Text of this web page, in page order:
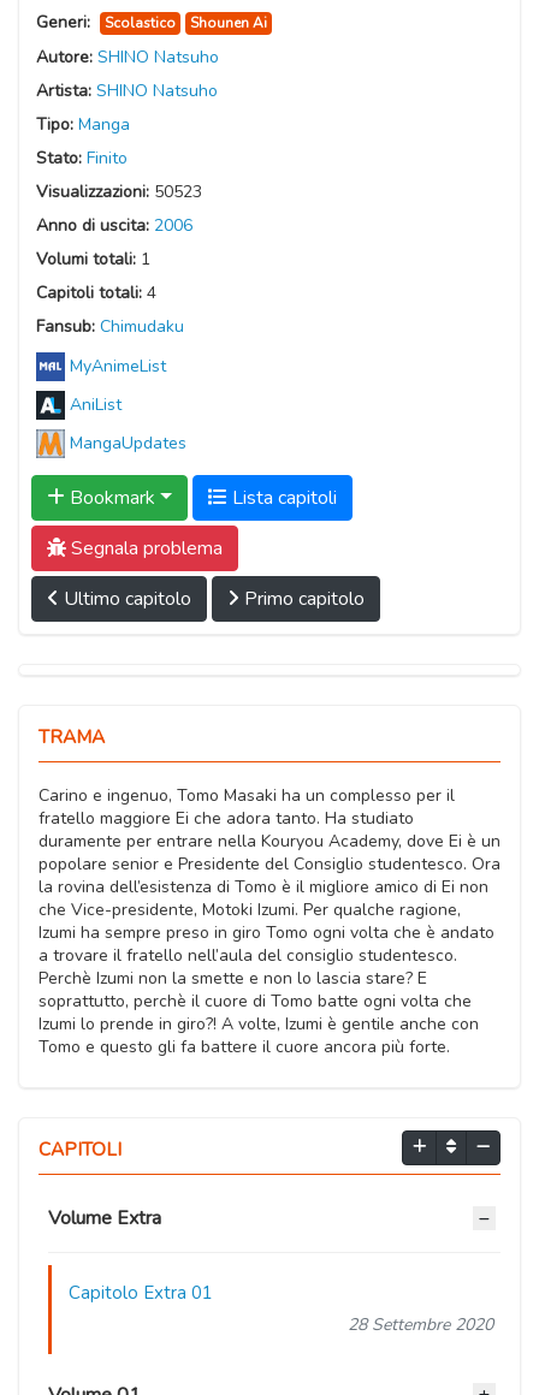
Generi:
Scolastico Shounen Ai
Autore: SHINO Natsuho
Artista: SHINO Natsuho
Tipo: Manga
Stato: Finito
Visualizzazioni: 50523
Anno di uscita: 2006
Volumi totali: 1
Capitoli totali: 4
Fansub: Chimudaku
MyAnimeList
AniList
MangaUpdates
Bookmark
Lista capitoli
Segnala problema
Ultimo capitolo
Primo capitolo
TRAMA
Carino e ingenuo, Tomo Masaki ha un complesso per il
fratello maggiore Ei che adora tanto. Ha studiato
duramente per entrare nella Kouryou Academy, dove Ei è un
popolare senior e Presidente del Consiglio studentesco. Ora
la rovina dell’esistenza di Tomo è il migliore amico di Ei non
che Vice-presidente, Motoki Izumi. Per qualche ragione,
Izumi ha sempre preso in giro Tomo ogni volta che è andato
a trovare il fratello nell’aula del consiglio studentesco.
Perchè Izumi non la smette e non lo lascia stare? E
soprattutto, perchè il cuore di Tomo batte ogni volta che
Izumi lo prende in giro?! A volte, Izumi è gentile anche con
Tomo e questo gli fa battere il cuore ancora più forte.
CAPITOLI
Volume Extra
Capitolo Extra 01
28 Settembre 2020